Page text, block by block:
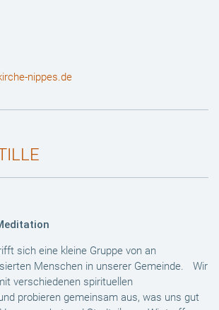
nippes.de
sich eine kleine Gruppe von an
Menschen in unserer Gemeinde. Wir
verschiedenen spirituellen
probieren gemeinsam aus, was uns gut